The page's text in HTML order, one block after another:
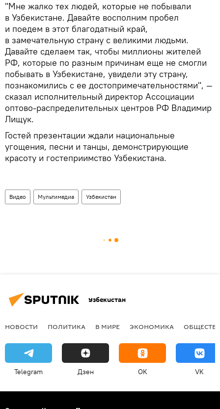
"Мне жалко тех людей, которые не побывали
в Узбекистане. Давайте восполним пробел
и поедем в этот благодатный край,
в замечательную страну с великими людьми.
Давайте сделаем так, чтобы миллионы жителей
РФ, которые по разным причинам еще не смогли
побывать в Узбекистане, увидели эту страну,
познакомились с ее достопримечательностями", —
сказал исполнительный директор Ассоциации
оптово-распределительных центров РФ Владимир
Лищук.
Гостей презентации ждали национальные
угощения, песни и танцы, демонстрирующие
красоту и гостеприимство Узбекистана.
Видео Мультимедиа Узбекистан
Узбекистан
НОВОСТИ ПОЛИТИКА В МИРЕ ЭКОНОМИКА
Telegram Дзен OK VK